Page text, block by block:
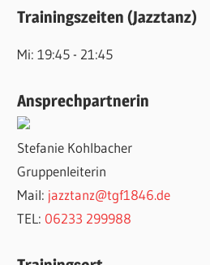
Trainingszeiten (Jazztanz)
Mi: 19:45 - 21:45
Ansprechpartnerin
Stefanie Kohlbacher
Gruppenleiterin
Mail: jazztanz@tgf1846.de
TEL: 06233 299988